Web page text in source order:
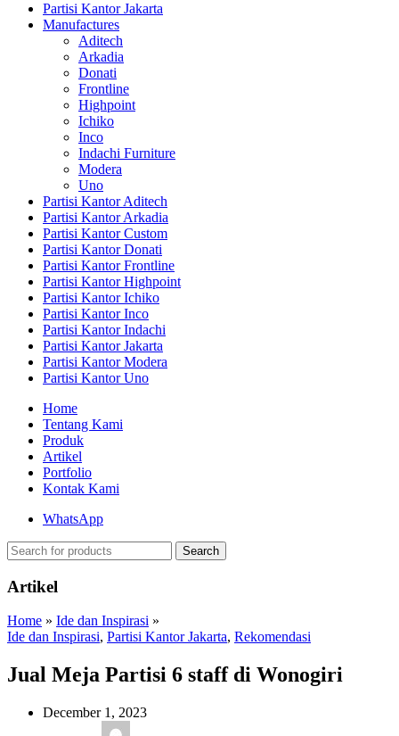
Partisi Kantor Jakarta
Manufactures
Aditech
Arkadia
Donati
Frontline
Highpoint
Ichiko
Inco
Indachi Furniture
Modera
Uno
Partisi Kantor Aditech
Partisi Kantor Arkadia
Partisi Kantor Custom
Partisi Kantor Donati
Partisi Kantor Frontline
Partisi Kantor Highpoint
Partisi Kantor Ichiko
Partisi Kantor Inco
Partisi Kantor Indachi
Partisi Kantor Jakarta
Partisi Kantor Modera
Partisi Kantor Uno
Home
Tentang Kami
Produk
Artikel
Portfolio
Kontak Kami
WhatsApp
Search
Artikel
Home » Ide dan Inspirasi »
Ide dan Inspirasi, Partisi Kantor Jakarta, Rekomendasi
Jual Meja Partisi 6 staff di Wonogiri
December 1, 2023